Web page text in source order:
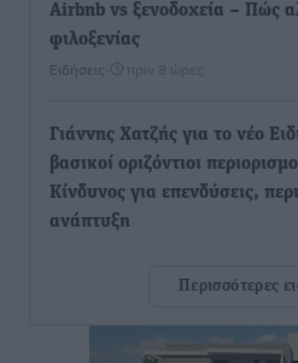
Airbnb vs ξενοδοχεία – Πώς
φιλοξενίας
Ειδήσεις πριν 8 ώρες
Γιάννης Χατζής για το νέο
βασικοί οριζόντιοι
Κίνδυνος για επενδύσεις,
ανάπτυξη
δεν υπάρχουν περιθώρια
Περισσότερες